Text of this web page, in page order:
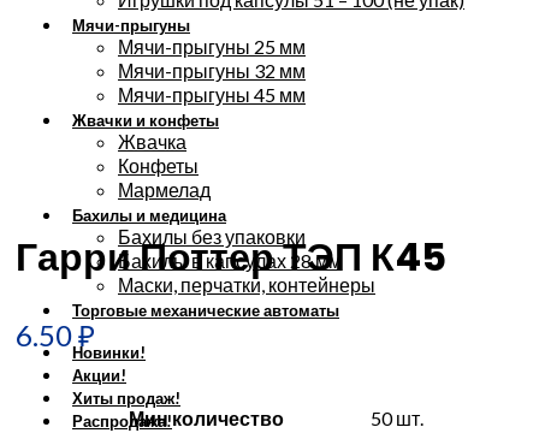
Мячи-прыгуны
Мячи-прыгуны 25 мм
Мячи-прыгуны 32 мм
Мячи-прыгуны 45 мм
Жвачки и конфеты
Жвачка
Конфеты
Мармелад
Бахилы и медицина
Бахилы без упаковки
Бахилы в капсулах 28 мм
Маски, перчатки, контейнеры
Торговые механические автоматы
Новинки!
Акции!
Хиты продаж!
Распродажа!
Увеличить
Гарри Поттер ТЭП К45
6.50₽
Мин количество 50 шт.